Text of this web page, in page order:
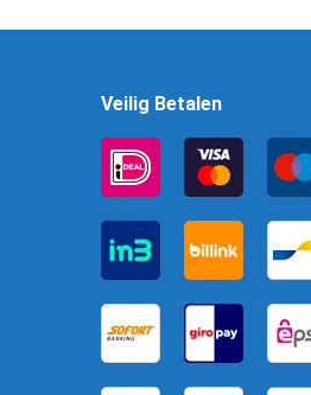
Veilig Betalen